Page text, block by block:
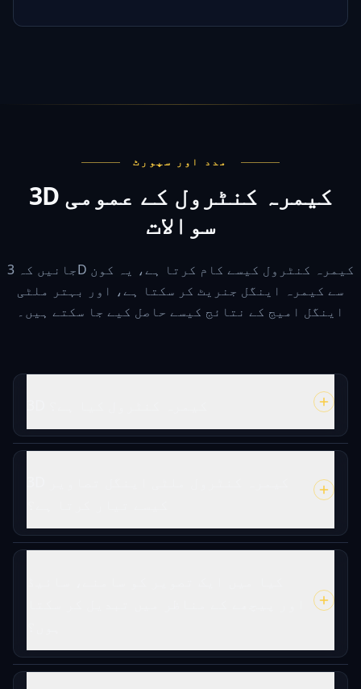
مدد اور سپورٹ
3D کیمرہ کنٹرول کے عمومی
سوالات
جانیں کہ 3D کیمرہ کنٹرول کیسے کام کرتا ہے، یہ کون
سے کیمرہ اینگل جنریٹ کر سکتا ہے، اور بہتر ملٹی
اینگل امیج کے نتائج کیسے حاصل کیے جا سکتے ہیں۔